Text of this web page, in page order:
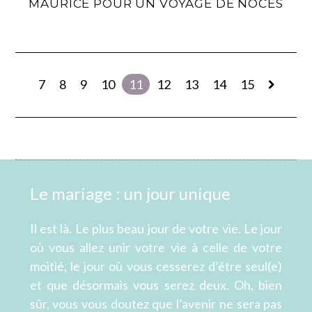
MAURICE POUR UN VOYAGE DE NOCES
7 8 9 10 11 12 13 14 15
Le mariage : un jour unique
Il est là. Le plus beau jour de votre vie. Le jour
où vous allez unir votre vie à celle de votre
moitié, le jour où vous cesserez d’être seul(e)
et que désormais vous serez deux. Oh, bien
sûr, vous vous doutez que l’avenir ne sera pas